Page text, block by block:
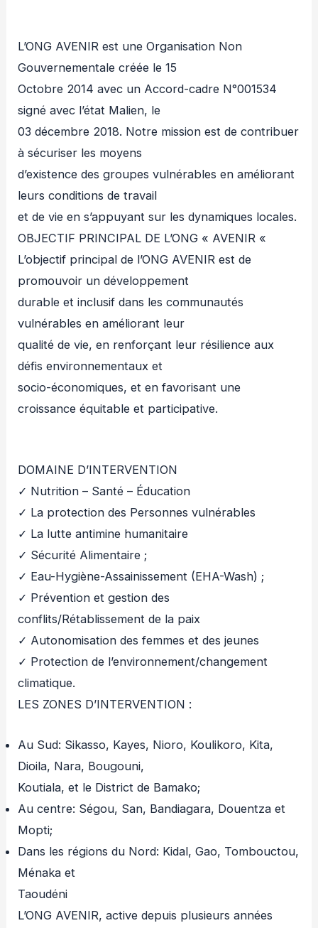
L’ONG AVENIR est une Organisation Non
Gouvernementale créée le 15
Octobre 2014 avec un Accord-cadre N°001534
signé avec l’état Malien, le
03 décembre 2018. Notre mission est de contribuer
à sécuriser les moyens
d’existence des groupes vulnérables en améliorant
leurs conditions de travail
et de vie en s’appuyant sur les dynamiques locales.
OBJECTIF PRINCIPAL DE L’ONG « AVENIR «
L’objectif principal de l’ONG AVENIR est de
promouvoir un développement
durable et inclusif dans les communautés
vulnérables en améliorant leur
qualité de vie, en renforçant leur résilience aux
défis environnementaux et
socio-économiques, et en favorisant une
croissance équitable et participative.
DOMAINE D’INTERVENTION
✓ Nutrition – Santé – Éducation
✓ La protection des Personnes vulnérables
✓ La lutte antimine humanitaire
✓ Sécurité Alimentaire ;
✓ Eau-Hygiène-Assainissement (EHA-Wash) ;
✓ Prévention et gestion des
conflits/Rétablissement de la paix
✓ Autonomisation des femmes et des jeunes
✓ Protection de l’environnement/changement
climatique.
LES ZONES D’INTERVENTION :
Au Sud: Sikasso, Kayes, Nioro, Koulikoro, Kita,
Dioila, Nara, Bougouni,
Koutiala, et le District de Bamako;
Au centre: Ségou, San, Bandiagara, Douentza et
Mopti;
Dans les régions du Nord: Kidal, Gao, Tombouctou,
Ménaka et
Taoudéni
L’ONG AVENIR, active depuis plusieurs années